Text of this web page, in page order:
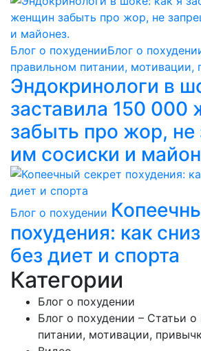
Блог о похуденииБлог о
правильном питании, мотивации,
Эндокринологи в
заставила 150 000
забыть про жор, не
им сосиски и
Блог о похудении
похудения: как
без диет и спорта
Категории
Блог о похудении
Блог о похудении – Статьи
питании, мотивации,